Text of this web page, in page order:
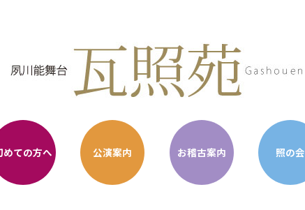
めての方へ 公演案内 お稽古案内 照の会